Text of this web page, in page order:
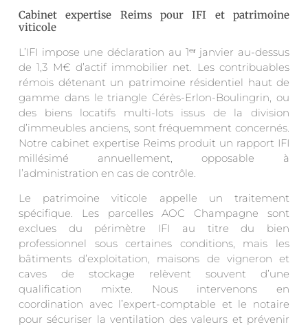
Cabinet expertise Reims pour IFI et patrimoine
viticole
L’IFI impose une déclaration au 1ᵉʳ janvier au-dessus
de 1,3 M€ d’actif immobilier net. Les contribuables
rémois détenant un patrimoine résidentiel haut de
gamme dans le triangle Cérès-Erlon-Boulingrin, ou
des biens locatifs multi-lots issus de la division
d’immeubles anciens, sont fréquemment concernés.
Notre cabinet expertise Reims produit un rapport IFI
millésimé annuellement, opposable à
l’administration en cas de contrôle.
Le patrimoine viticole appelle un traitement
spécifique. Les parcelles AOC Champagne sont
exclues du périmètre IFI au titre du bien
professionnel sous certaines conditions, mais les
bâtiments d’exploitation, maisons de vigneron et
caves de stockage relèvent souvent d’une
qualification mixte. Nous intervenons en
coordination avec l’expert-comptable et le notaire
pour sécuriser la ventilation des valeurs et prévenir